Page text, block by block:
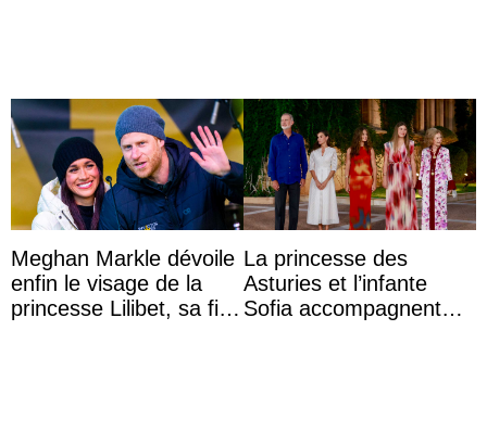
Meghan Markle dévoile
enfin le visage de la
princesse Lilibet, sa fille
La princesse des
Asturies et l’infante
Sofia accompagnent